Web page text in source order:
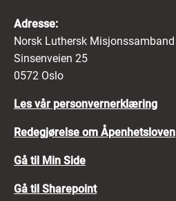
Adresse:
Norsk Luthersk Misjonssamband
Sinsenveien 25
0572 Oslo
Les vår personvernerklæring
Redegjørelse om Åpenhetsloven
Gå til Min Side
Gå til Sharepoint